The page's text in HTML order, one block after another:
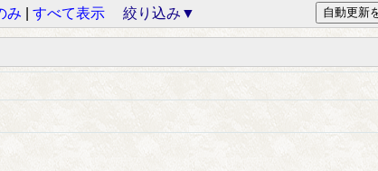
み すべて表示 絞り込み▼